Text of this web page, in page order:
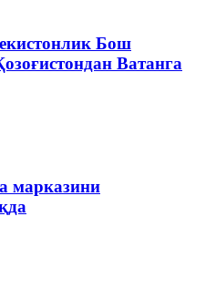
Бош
Ватанга
марказини